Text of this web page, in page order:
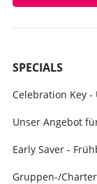
SPECIALS
Celebration Key -
Unser Angebot
Early Saver -
Gruppen-/